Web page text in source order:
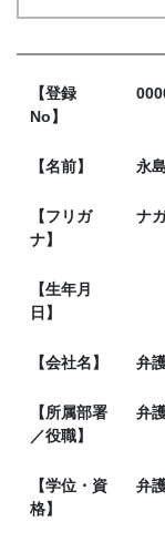
【登録
No】
【名前】 永
【フリガ
ナ】
ナ
【生年月
日】
【会社名】 弁
【所属部署
／役職】
弁
【学位・資
格】
弁